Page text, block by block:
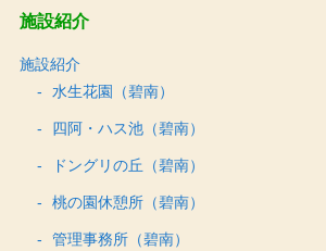
施設紹介
施設紹介
水生花園（碧南）
四阿・ハス池（碧南）
ドングリの丘（碧南）
桃の園休憩所（碧南）
管理事務所（碧南）